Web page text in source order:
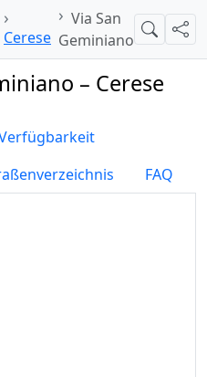
Cerese
Via San
Geminiano
Suche
– Cerese
FAQ